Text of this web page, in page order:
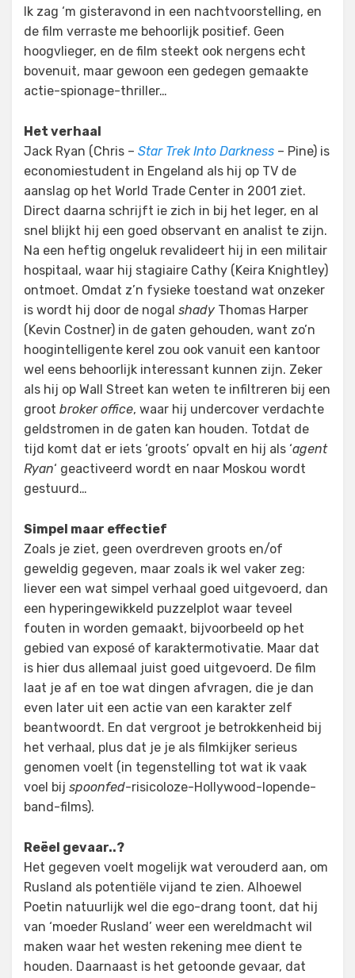
Ik zag ‘m gisteravond in een nachtvoorstelling, en
de film verraste me behoorlijk positief. Geen
hoogvlieger, en de film steekt ook nergens echt
bovenuit, maar gewoon een gedegen gemaakte
actie-spionage-thriller…
Het verhaal
Jack Ryan (Chris – Star Trek Into Darkness – Pine) is
economiestudent in Engeland als hij op TV de
aanslag op het World Trade Center in 2001 ziet.
Direct daarna schrijft ie zich in bij het leger, en al
snel blijkt hij een goed observant en analist te zijn.
Na een heftig ongeluk revalideert hij in een militair
hospitaal, waar hij stagiaire Cathy (Keira Knightley)
ontmoet. Omdat z’n fysieke toestand wat onzeker
is wordt hij door de nogal shady Thomas Harper
(Kevin Costner) in de gaten gehouden, want zo’n
hoogintelligente kerel zou ook vanuit een kantoor
wel eens behoorlijk interessant kunnen zijn. Zeker
als hij op Wall Street kan weten te infiltreren bij een
groot broker office, waar hij undercover verdachte
geldstromen in de gaten kan houden. Totdat de
tijd komt dat er iets ‘groots’ opvalt en hij als ‘agent
Ryan‘ geactiveerd wordt en naar Moskou wordt
gestuurd…
Simpel maar effectief
Zoals je ziet, geen overdreven groots en/of
geweldig gegeven, maar zoals ik wel vaker zeg:
liever een wat simpel verhaal goed uitgevoerd, dan
een hyperingewikkeld puzzelplot waar teveel
fouten in worden gemaakt, bijvoorbeeld op het
gebied van exposé of karaktermotivatie. Maar dat
is hier dus allemaal juist goed uitgevoerd. De film
laat je af en toe wat dingen afvragen, die je dan
even later uit een actie van een karakter zelf
beantwoordt. En dat vergroot je betrokkenheid bij
het verhaal, plus dat je je als filmkijker serieus
genomen voelt (in tegenstelling tot wat ik vaak
voel bij spoonfed-risicoloze-Hollywood-lopende-
band-films).
Reëel gevaar..?
Het gegeven voelt mogelijk wat verouderd aan, om
Rusland als potentiële vijand te zien. Alhoewel
Poetin natuurlijk wel die ego-drang toont, dat hij
van ‘moeder Rusland’ weer een wereldmacht wil
maken waar het westen rekening mee dient te
houden. Daarnaast is het getoonde gevaar, dat